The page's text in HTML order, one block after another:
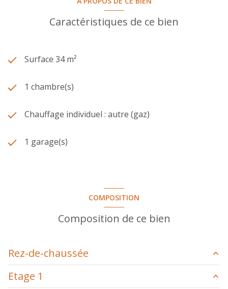
Caractéristiques de ce bien
Surface 34 m²
1 chambre(s)
Chauffage individuel : autre (gaz)
1 garage(s)
COMPOSITION
Composition de ce bien
Rez-de-chaussée
Garage
Etage 1